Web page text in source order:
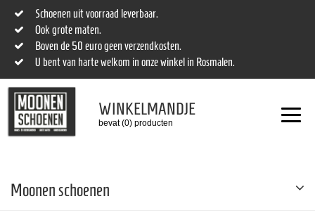
Schoenen uit voorraad leverbaar.
Ook grote maten.
Boven de 50 euro geen verzendkosten.
U bent van harte welkom in onze winkel in Rosmalen.
WINKELMANDJE
bevat (0) producten
Moonen schoenen